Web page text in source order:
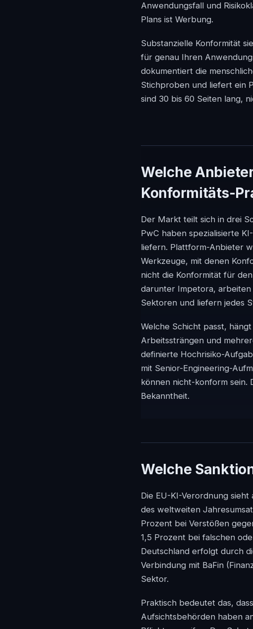
Anwendungsfall und
Plans ist Werbung.
Substanzielle Konformität
für genau Ihren
dokumentiert die
Stichproben und liefert ein
sind 30 bis 60 Seiten lang,
Welche
Konformitäts-
Der Markt teilt sich in drei
PwC haben spezialisierte
liefern. Plattform-Anbieter
Werkzeuge, mit denen
nicht die Konformität für
darunter Impetora,
Sektoren und liefern jedes
Welche Schicht passt,
Arbeitssträngen und
definierte Hochrisiko-
mit Senior-Engineering-
können nicht-konform sein.
Bekanntheit.
Welche
Die EU-KI-Verordnung
des weltweiten
Prozent bei Verstößen
1,5 Prozent bei falschen
Deutschland erfolgt durch
Verbindung mit BaFin
Sektor.
Praktisch bedeutet das,
Aufsichtsbehörden haben